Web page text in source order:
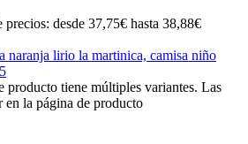
precios: desde 37,75€ hasta 38,88€
producto tiene múltiples variantes. Las
en la página de producto